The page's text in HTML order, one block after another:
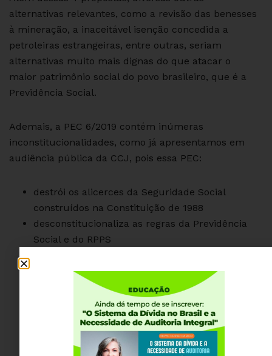
alternativas relevantes, como a revisão das benesses
à mineração, a inaceitável isenção concedida a
petroleiras estrangeiras, entre outras, seriam
alternativas muito mais dignas do que atacar o
maior patrimônio social do povo brasileiro, que é a
Previdência Social.
Ademais, a PEC 6/2019 contém inúmeras
inconstitucionalidades, como já apresentamos em
audiência pública da CCJ, pois essa PEC:
destrói os alicerces da Seguridade Social
construídos na Constituição de 1988
desconstitucionaliza as regras da Previdência
Social e do RPPS
ofende gravemente o princípio da segurança
gera graves consequências sociais, econômicas,
financeiras e patrimoniais
fere o princípio da transparência, faltam
estudos que embasem tal PEC